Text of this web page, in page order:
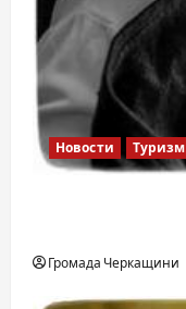
Новости Туризм
Громада Черкащини